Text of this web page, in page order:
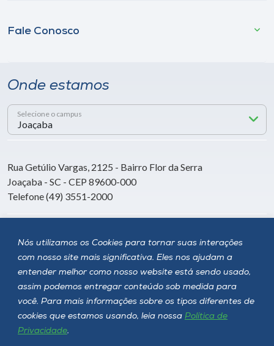
Nós utilizamos os Cookies para tornar suas interações
com nosso site mais significativa. Eles nos ajudam a
entender melhor como nosso website está sendo usado,
assim podemos entregar conteúdo sob medida para
você. Para mais informações sobre os tipos diferentes de
cookies que estamos usando, leia nossa Política de
Privacidade.
Fale Conosco
Onde estamos
Selecione o campus
Rua Getúlio Vargas, 2125 - Bairro Flor da Serra
Joaçaba - SC - CEP 89600-000
Telefone (49) 3551-2000
Siga a Unoesc